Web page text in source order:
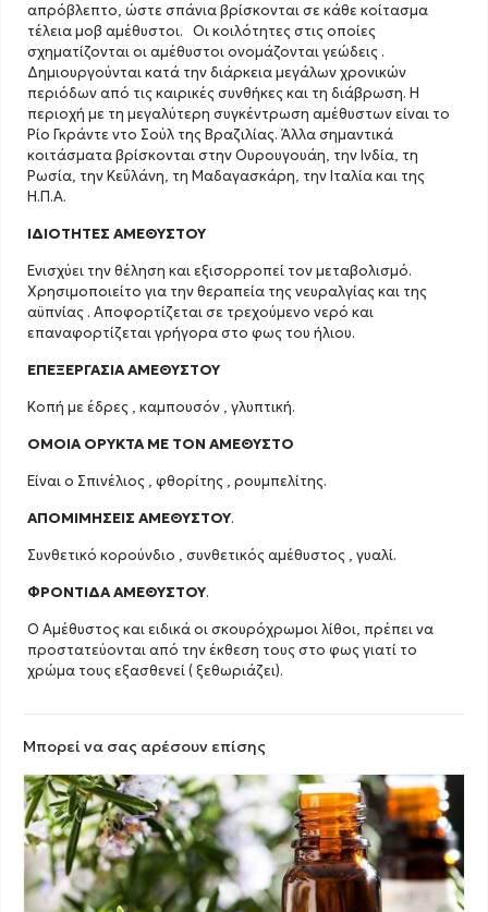
απρόβλεπτο, ώστε σπάνια βρίσκονται σε κάθε κοίτασμα
τέλεια μοβ αμέθυστοι. Οι κοιλότητες στις οποίες
σχηματίζονται οι αμέθυστοι ονομάζονται γεώδεις .
Δημιουργούνται κατά την διάρκεια μεγάλων χρονικών
περιόδων από τις καιρικές συνθήκες και τη διάβρωση. Η
περιοχή με τη μεγαλύτερη συγκέντρωση αμέθυστων είναι το
Ρίο Γκράντε ντο Σούλ της Βραζιλίας. Άλλα σημαντικά
κοιτάσματα βρίσκονται στην Ουρουγουάη, την Ινδία, τη
Ρωσία, την Κεΰλάνη, τη Μαδαγασκάρη, την Ιταλία και της
Η.Π.Α.
ΙΔΙΟΤΗΤΕΣ ΑΜΕΘΥΣΤΟΥ
Ενισχύει την θέληση και εξισορροπεί τον μεταβολισμό.
Χρησιμοποιείτο για την θεραπεία της νευραλγίας και της
αϋπνίας . Αποφορτίζεται σε τρεχούμενο νερό και
επαναφορτίζεται γρήγορα στο φως του ήλιου.
ΕΠΕΞΕΡΓΑΣΙΑ ΑΜΕΘΥΣΤΟΥ
Κοπή με έδρες , καμπουσόν , γλυπτική.
ΟΜΟΙΑ ΟΡΥΚΤΑ ΜΕ ΤΟΝ ΑΜΕΘΥΣΤΟ
Είναι ο Σπινέλιος , φθορίτης , ρουμπελίτης.
ΑΠΟΜΙΜΗΣΕΙΣ ΑΜΕΘΥΣΤΟΥ.
Συνθετικό κορούνδιο , συνθετικός αμέθυστος , γυαλί.
ΦΡΟΝΤΙΔΑ ΑΜΕΘΥΣΤΟΥ.
Ο Αμέθυστος και ειδικά οι σκουρόχρωμοι λίθοι, πρέπει να
προστατεύονται από την έκθεση τους στο φως γιατί το
χρώμα τους εξασθενεί ( ξεθωριάζει).
Μπορεί να σας αρέσουν επίσης